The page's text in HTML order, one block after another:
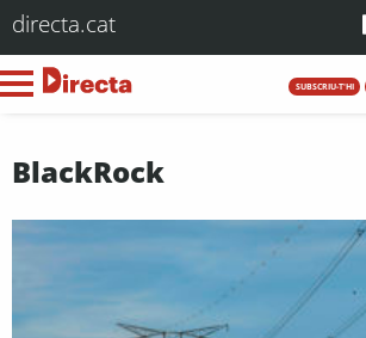
directa.cat
SUBSCRIU-T'HI
BlackRock